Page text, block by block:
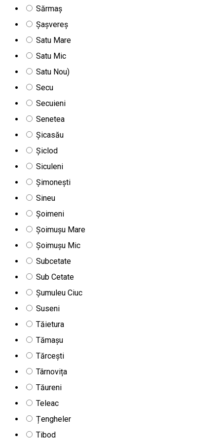
Sărmaș
Șașvereș
Satu Mare
Satu Mic
Satu Nou)
Secu
Secuieni
Senetea
Șicasău
Șiclod
Siculeni
Șimonești
Sineu
Șoimeni
Șoimușu Mare
Șoimușu Mic
Subcetate
Sub Cetate
Șumuleu Ciuc
Suseni
Tăietura
Tămașu
Tărcești
Târnovița
Tăureni
Teleac
Țengheler
Tibod